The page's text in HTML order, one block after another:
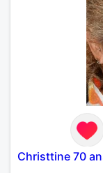
Christtine 70